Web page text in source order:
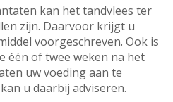
kan het tandvlees ter
zijn. Daarvoor krijgt u
voorgeschreven. Ook is
één of twee weken na het
uw voeding aan te
u daarbij adviseren.